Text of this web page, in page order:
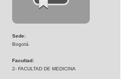
Sede:
Bogotá
Facultad:
2- FACULTAD DE MEDICINA